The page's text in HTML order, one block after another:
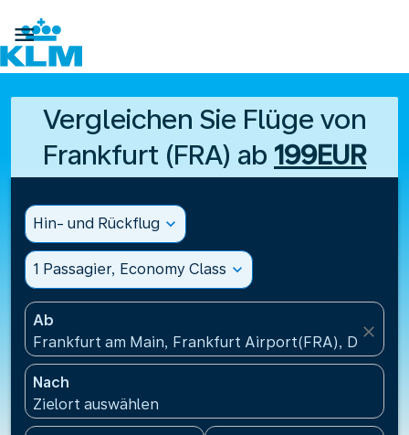

Vergleichen Sie Flüge von
Frankfurt (FRA) ab 199EUR
Hin- und Rückflug expand_more
1 Passagier, Economy Class expand_more
Ab
Frankfurt am Main, Frankfurt Airport(FRA),
close
Nach
Zielort auswählen